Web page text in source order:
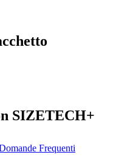
SIZETECH+
Frequenti